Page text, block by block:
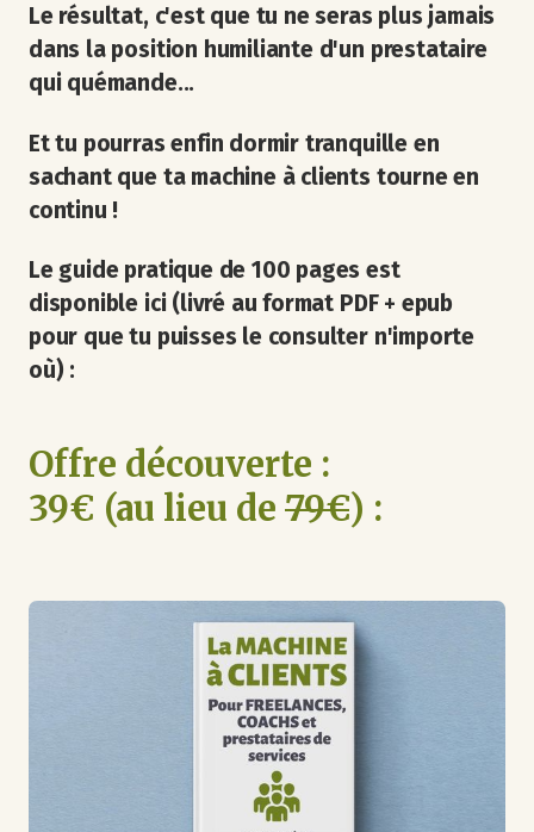
Le résultat, c'est que tu ne seras plus jamais
dans la position humiliante d'un prestataire
qui quémande...
Et tu pourras enfin dormir tranquille en
sachant que ta machine à clients tourne en
continu !
Le guide pratique de 100 pages est
disponible ici (livré au format PDF + epub
pour que tu puisses le consulter n'importe
où) :
Offre découverte :
39€ (au lieu de 79€) :